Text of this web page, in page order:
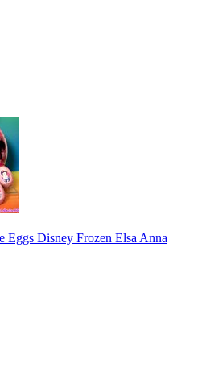
Eggs Disney Frozen Elsa Anna